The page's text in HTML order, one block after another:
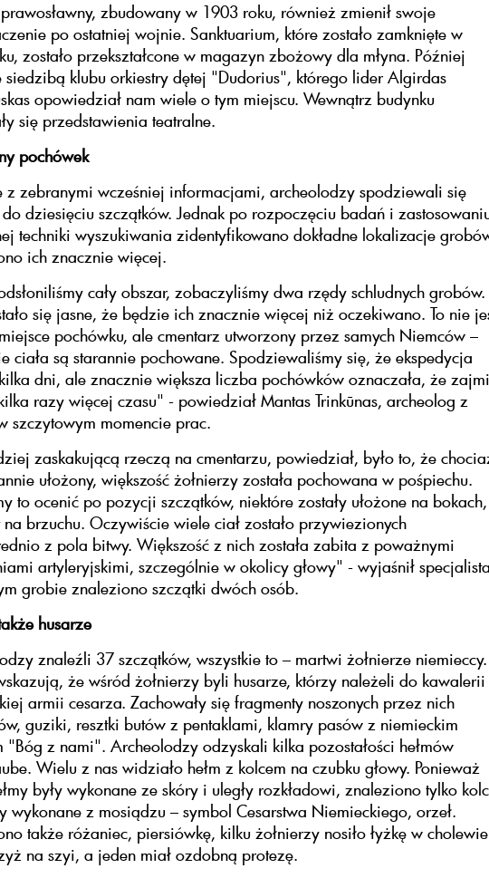
prawosławny, zbudowany w 1903 roku, również zmienił swoje
po ostatniej wojnie. Sanktuarium, które zostało zamknięte w
zostało przekształcone w magazyn zbożowy dla młyna. Później
siedzibą klubu orkiestry dętej "Dudorius", którego lider Algirdas
opowiedział nam wiele o tym miejscu. Wewnątrz budynku
się przedstawienia teatralne.
pochówek
z zebranymi wcześniej informacjami, archeolodzy spodziewali się
dziesięciu szczątków. Jednak po rozpoczęciu badań i
techniki wyszukiwania zidentyfikowano dokładne lokalizacje
ich znacznie więcej.
cały obszar, zobaczyliśmy dwa rzędy schludnych grobów.
się jasne, że będzie ich znacznie więcej niż oczekiwano. To nie
pochówku, ale cmentarz utworzony przez samych Niemców –
ciała są starannie pochowane. Spodziewaliśmy się, że ekspedycja
dni, ale znacznie większa liczba pochówków oznaczała, że
razy więcej czasu" - powiedział Mantas Trinkūnas, archeolog z
szczytowym momencie prac.
zaskakującą rzeczą na cmentarzu, powiedział, było to, że
ułożony, większość żołnierzy została pochowana w pośpiechu.
to ocenić po pozycji szczątków, niektóre zostały ułożone na bokach,
brzuchu. Oczywiście wiele ciał zostało przywiezionych
z pola bitwy. Większość z nich została zabita z poważnymi
artyleryjskimi, szczególnie w okolicy głowy" - wyjaśnił
grobie znaleziono szczątki dwóch osób.
husarze
znaleźli 37 szczątków, wszystkie to – martwi żołnierze niemieccy.
że wśród żołnierzy byli husarze, którzy należeli do kawalerii
armii cesarza. Zachowały się fragmenty noszonych przez nich
guziki, resztki butów z pentaklami, klamry pasów z niemieckim
"Bóg z nami". Archeolodzy odzyskali kilka pozostałości hełmów
Wielu z nas widziało hełm z kolcem na czubku głowy. Ponieważ
były wykonane ze skóry i uległy rozkładowi, znaleziono tylko
wykonane z mosiądzu – symbol Cesarstwa Niemieckiego, orzeł.
także różaniec, piersiówkę, kilku żołnierzy nosiło łyżkę w cholewie
na szyi, a jeden miał ozdobną protezę.